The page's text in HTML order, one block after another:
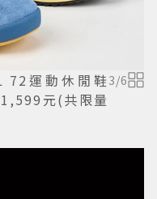
運動休閒鞋
元(共限量
3/6